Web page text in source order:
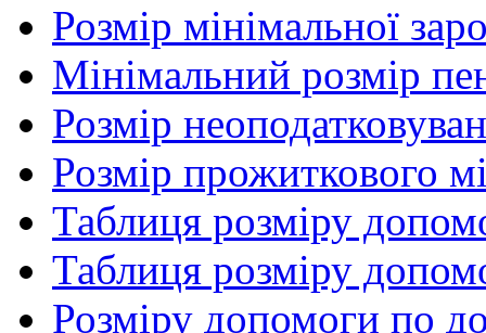
Розмір мінімальної
Мінімальний розмір
Розмір
Розмір прожиткового
Таблиця розміру
Таблиця розміру
Розміру допомоги по